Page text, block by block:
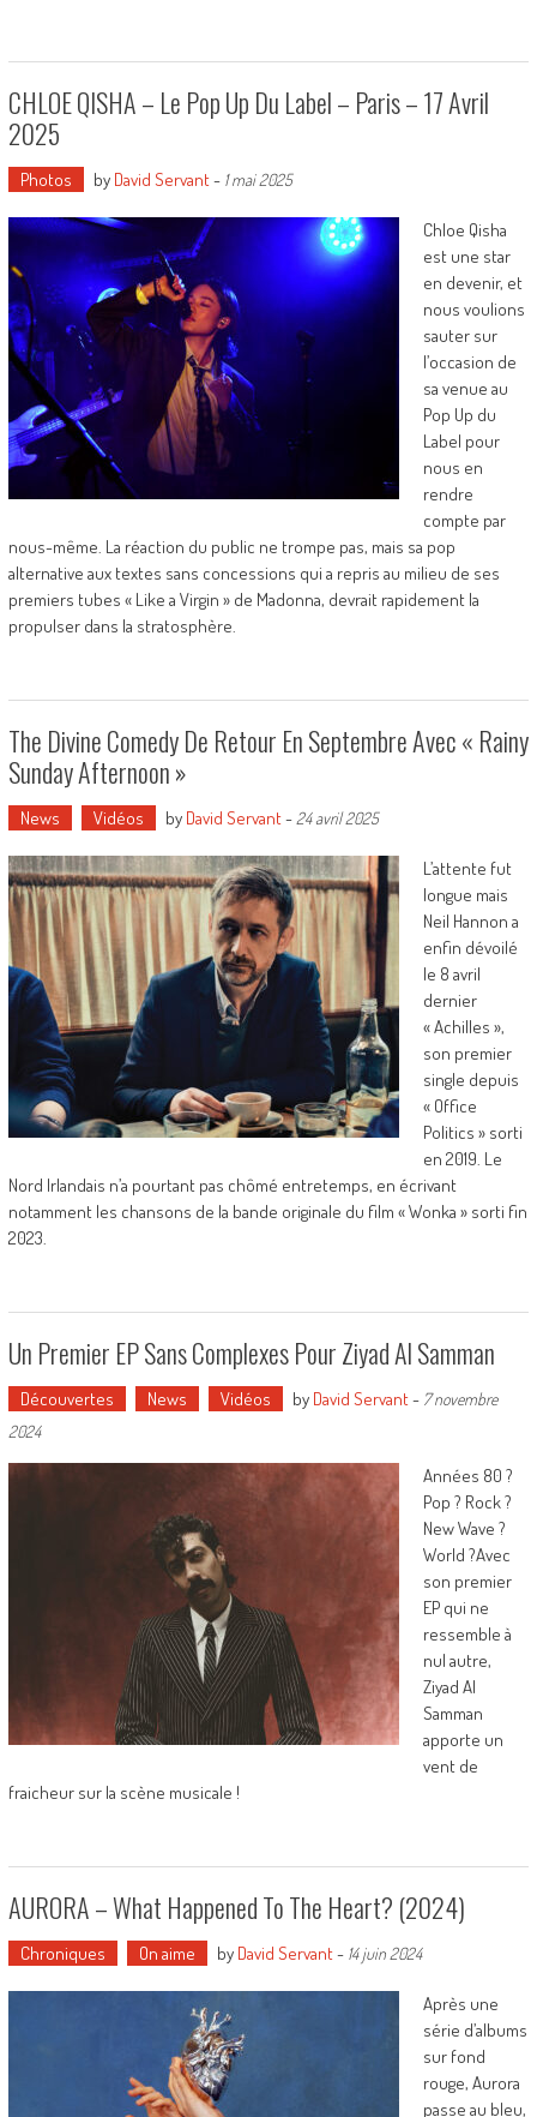
CHLOE QISHA – Le Pop Up Du Label – Paris – 17 Avril
2025
Photos by David Servant- 1 mai 2025
Chloe Qisha
est une star
en devenir, et
nous voulions
sauter sur
l’occasion de
sa venue au
Pop Up du
Label pour
nous en
rendre
compte par
nous-même. La réaction du public ne trompe pas, mais sa pop
alternative aux textes sans concessions qui a repris au milieu de ses
premiers tubes « Like a Virgin » de Madonna, devrait rapidement la
propulser dans la stratosphère.
The Divine Comedy De Retour En Septembre Avec « Rainy
Sunday Afternoon »
News Vidéos by David Servant- 24 avril 2025
L’attente fut
longue mais
Neil Hannon a
enfin dévoilé
le 8 avril
dernier
« Achilles »,
son premier
single depuis
« Office
Politics » sorti
en 2019. Le
Nord Irlandais n’a pourtant pas chômé entretemps, en écrivant
notamment les chansons de la bande originale du film « Wonka » sorti fin
2023.
Un Premier EP Sans Complexes Pour Ziyad Al Samman
Découvertes News Vidéos by David Servant- 7 novembre
2024
Années 80 ?
Pop ? Rock ?
New Wave ?
World ?Avec
son premier
EP qui ne
ressemble à
nul autre,
Ziyad Al
Samman
apporte un
vent de
fraicheur sur la scène musicale !
AURORA – What Happened To The Heart? (2024)
Chroniques On aime by David Servant- 14 juin 2024
Après une
série d’albums
sur fond
rouge, Aurora
passe au bleu,